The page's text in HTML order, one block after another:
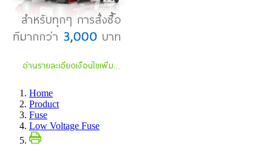
Home
Product
Fuse
Low Voltage Fuse